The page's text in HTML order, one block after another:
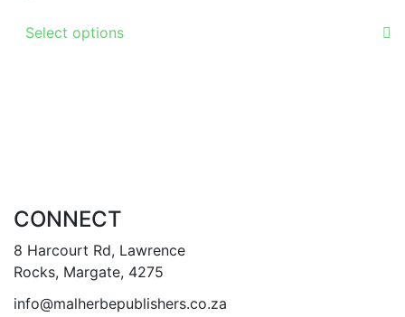
on
Select options
the
page
CONNECT
8 Harcourt Rd, Lawrence
Rocks, Margate, 4275
info@malherbepublishers.co.za